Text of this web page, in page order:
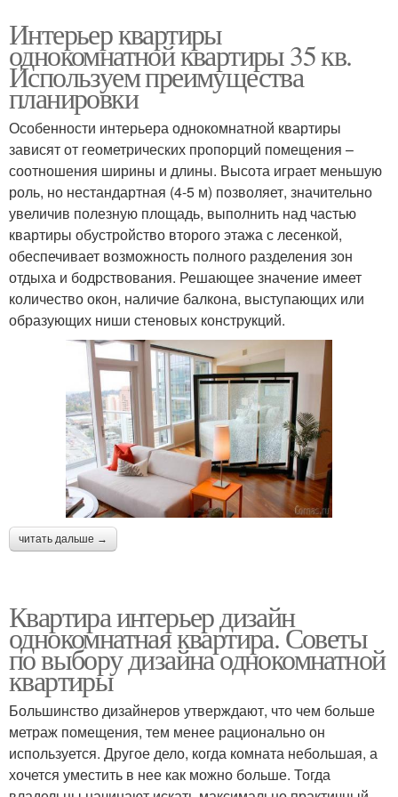
Интерьер квартиры
однокомнатной квартиры 35 кв.
Используем преимущества
планировки
Особенности интерьера однокомнатной квартиры
зависят от геометрических пропорций помещения –
соотношения ширины и длины. Высота играет меньшую
роль, но нестандартная (4-5 м) позволяет, значительно
увеличив полезную площадь, выполнить над частью
квартиры обустройство второго этажа с лесенкой,
обеспечивает возможность полного разделения зон
отдыха и бодрствования. Решающее значение имеет
количество окон, наличие балкона, выступающих или
образующих ниши стеновых конструкций.
читать дальше →
Квартира интерьер дизайн
однокомнатная квартира. Советы
по выбору дизайна однокомнатной
квартиры
Большинство дизайнеров утверждают, что чем больше
метраж помещения, тем менее рационально он
используется. Другое дело, когда комната небольшая, а
хочется уместить в нее как можно больше. Тогда